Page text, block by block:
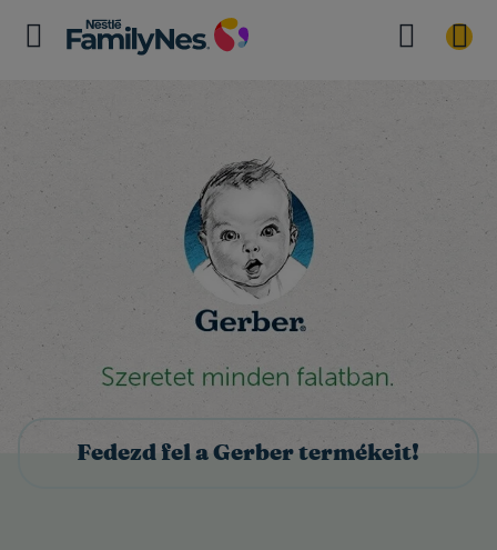
Fedezd fel a Gerber termékeit!